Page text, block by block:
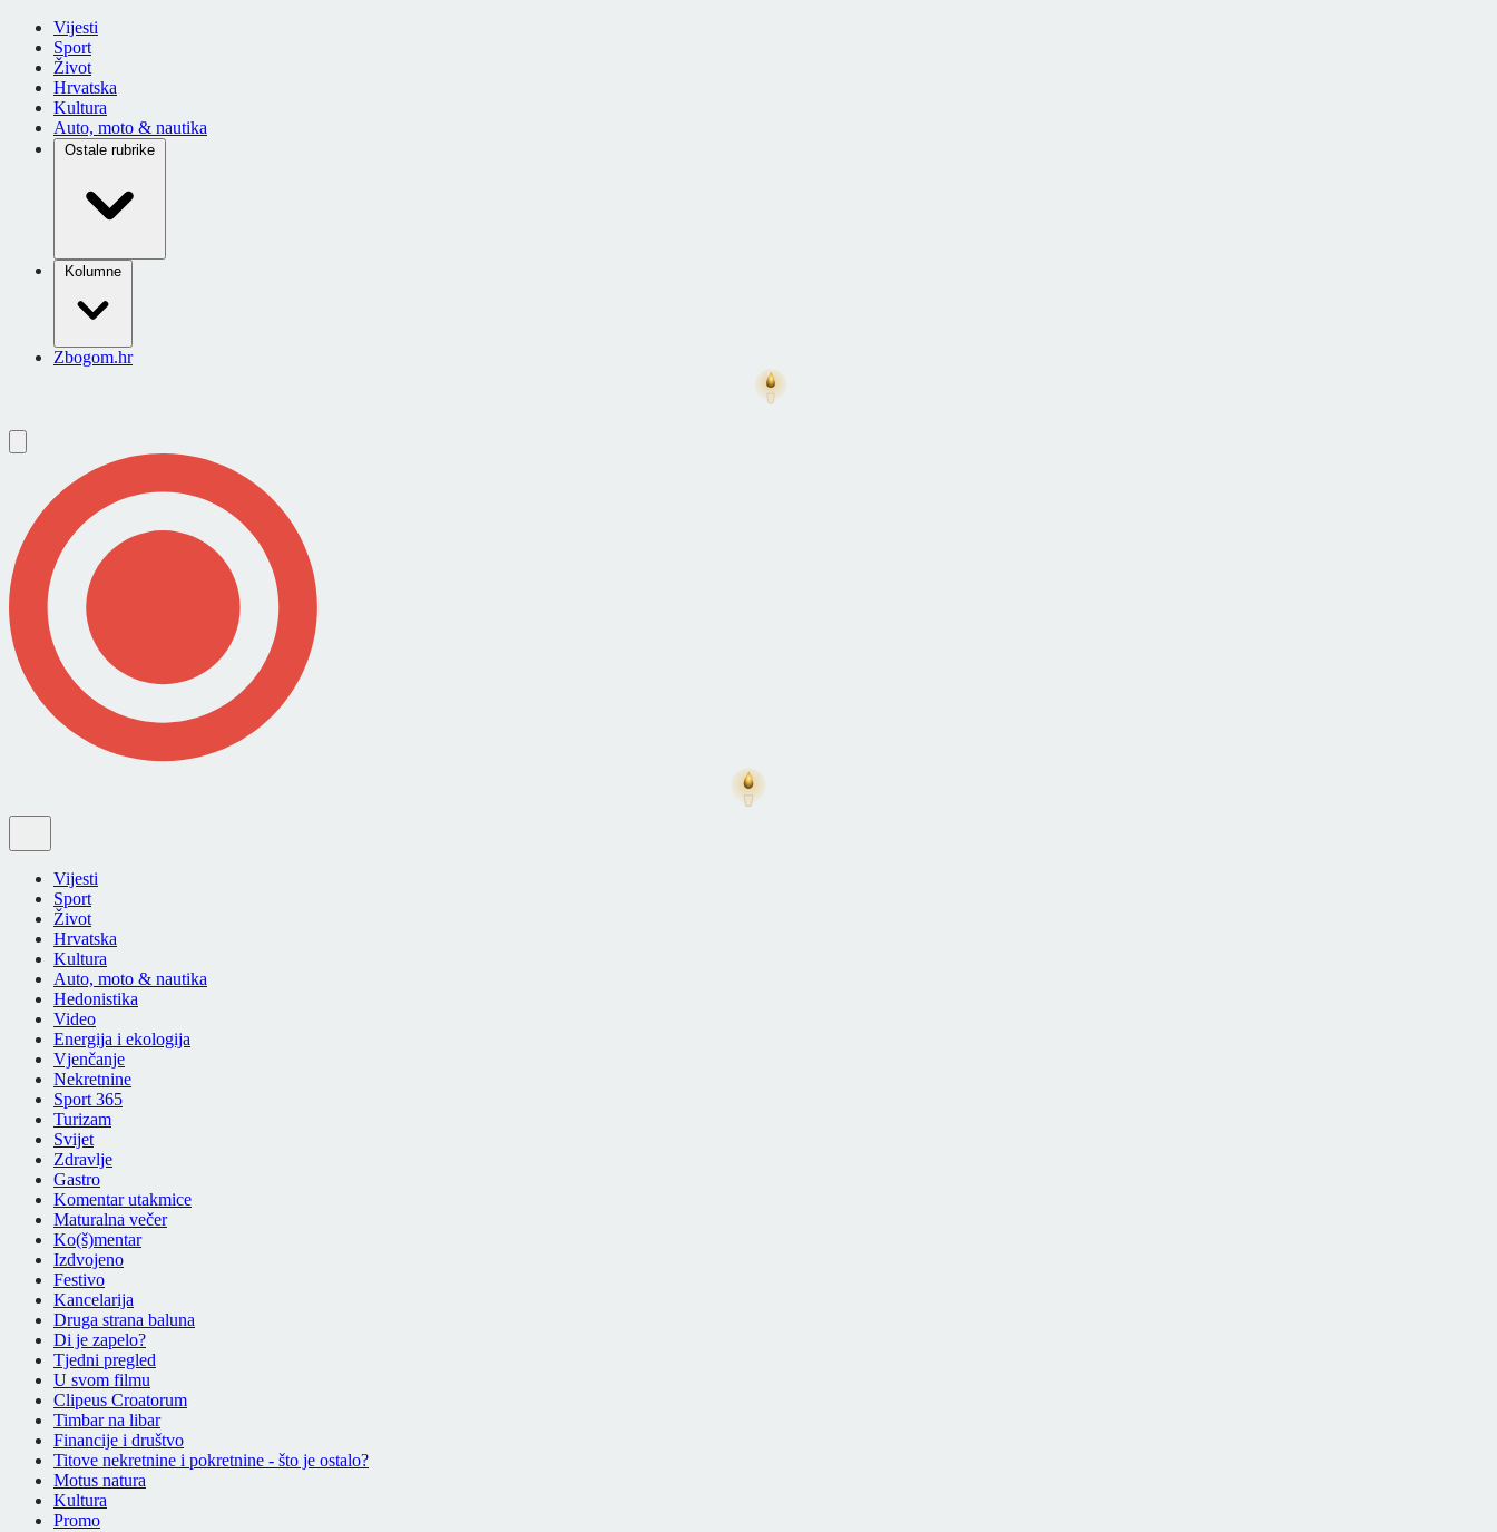
Vijesti
Sport
Život
Hrvatska
Kultura
Auto, moto & nautika
Ostale rubrike
Kolumne
Zbogom.hr
Vijesti
Sport
Život
Hrvatska
Kultura
Auto, moto & nautika
Hedonistika
Video
Energija i ekologija
Vjenčanje
Nekretnine
Sport 365
Turizam
Svijet
Zdravlje
Gastro
Komentar utakmice
Maturalna večer
Ko(š)mentar
Izdvojeno
Festivo
Kancelarija
Druga strana baluna
Di je zapelo?
Tjedni pregled
U svom filmu
Clipeus Croatorum
Timbar na libar
Financije i društvo
Titove nekretnine i pokretnine - što je ostalo?
Motus natura
Kultura
Promo